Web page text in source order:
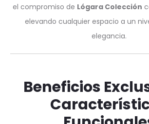
el compromiso de Lógara Colección
elevando cualquier espacio a un
elegancia.
Beneficios